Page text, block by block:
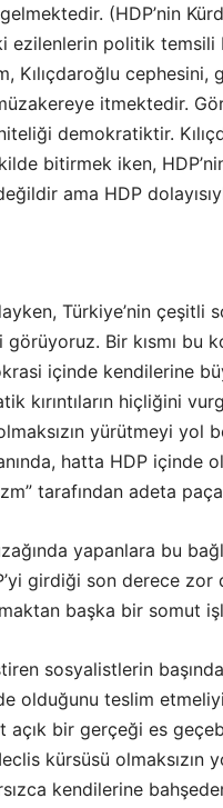
(HDP’nin
ezilenlerin politik temsili
Kılıçdaroğlu
itmektedir.
demokratiktir.
bitirmek iken,
ama HDP
Türkiye’nin çeşitli
Bir kısmı bu
içinde kendilerine
kırıntıların hiçliğini
yürütmeyi yol
hatta HDP içinde
tarafından adeta
yapanlara bu
girdiği son derece
başka bir somut
sosyalistlerin
olduğunu teslim
bir gerçeği es
kürsüsü olmaksızın
kendilerine